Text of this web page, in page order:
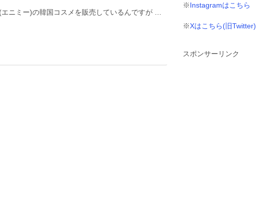
ニミー)の韓国コスメを販売しているんですが …
※Instagramはこちら
※Xはこちら(旧Twitter)
スポンサーリンク